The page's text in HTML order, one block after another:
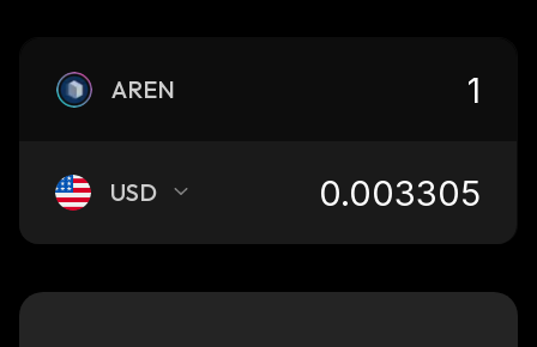
AREN
USD